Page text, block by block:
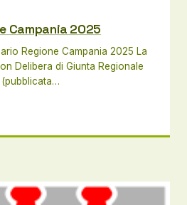
Campania 2025
Regione Campania 2025 La
Delibera di Giunta Regionale